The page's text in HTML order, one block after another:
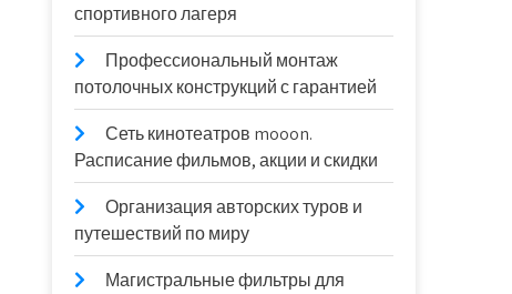
спортивного лагеря
Профессиональный монтаж
потолочных конструкций с гарантией
Сеть кинотеатров mooon.
Расписание фильмов, акции и скидки
Организация авторских туров и
путешествий по миру
Магистральные фильтры для